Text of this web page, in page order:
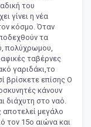
του
γίνει η νέα
κόσμο. Όταν
τα
πολύχρωμου,
ταβέρνες
γαριδάκι,το
βρίσκετε επίσης Ο
κάνουν
διάχυτη στο ναό.
μεγάλο
τον 15ο αιώνα και